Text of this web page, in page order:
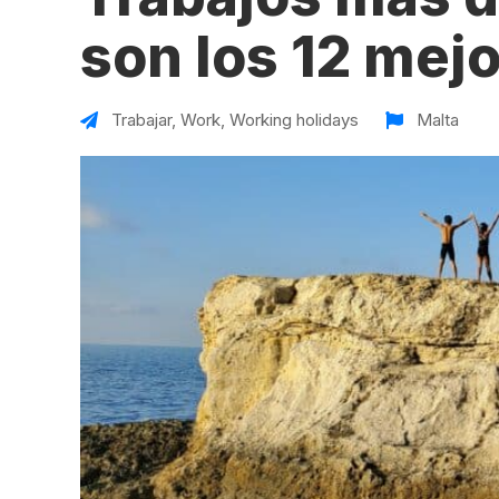
Working Holidays
Malta
Reino Unido
VER TODAS LAS EXPERIENCIAS
son los 12
Trabajar, Work, Working holidays Malta